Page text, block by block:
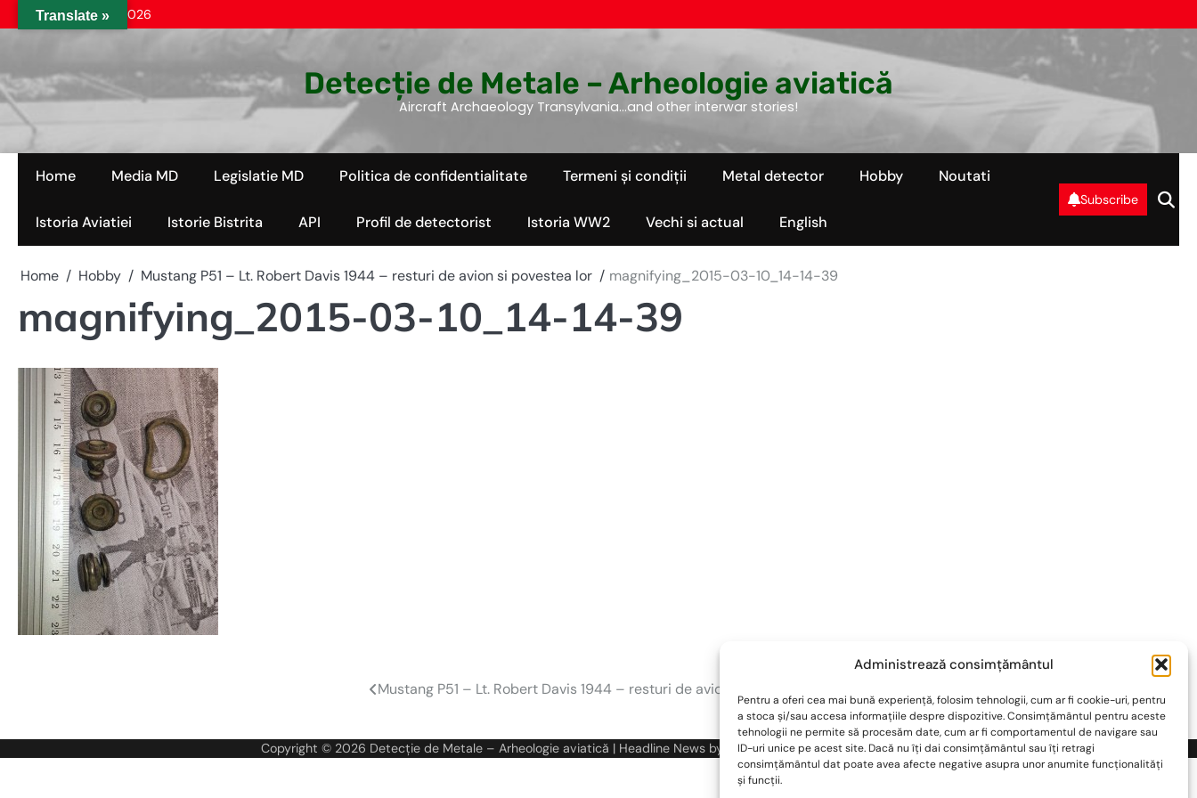
Administrează consimțământul
Pentru a oferi cea mai bună experiență, folosim tehnologii, cum ar fi cookie-uri, pentru
a stoca și/sau accesa informațiile despre dispozitive. Consimțământul pentru aceste
tehnologii ne permite să procesăm date, cum ar fi comportamentul de navigare sau
ID-uri unice pe acest site. Dacă nu îți dai consimțământul sau îți retragi
consimțământul dat poate avea afecte negative asupra unor anumite funcționalități
și funcții.
to
vineri, aug. 07, 2026
Detecție de Metale – Arheologie aviatică
Aircraft Archaeology Transylvania…and other interwar stories!
Home Media MD Legislatie MD Politica de confidentialitate Termeni și condiții Metal detector Hobby Noutati
Istoria Aviatiei Istorie Bistrita API Profil de detectorist Istoria WW2 Vechi si actual English
Subscribe
Home Hobby Mustang P51 – Lt. Robert Davis 1944 – resturi de avion si povestea lor magnifying_2015-03-10_14-14-39
magnifying_2015-03-10_14-14-39
articole
Mustang P51 – Lt. Robert Davis 1944 – resturi de avion si povestea lor
Copyright © 2026 Detecție de Metale – Arheologie aviatică | Headline News by Ascendoor| Powered byWordPress.
Translate »